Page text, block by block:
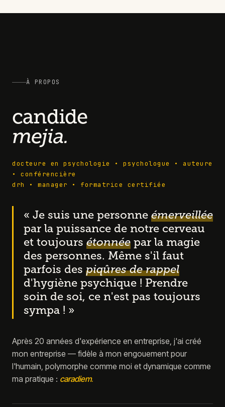
À PROPOS
candide
mejia.
docteure en psychologie • psychologue • auteure
• conférencière
drh • manager • formatrice certifiée
« Je suis une personne émerveillée
par la puissance de notre cerveau
et toujours étonnée par la magie
des personnes. Même s'il faut
parfois des piqûres de rappel
d'hygiène psychique ! Prendre
soin de soi, ce n'est pas toujours
sympa ! »
Après 20 années d'expérience en entreprise, j'ai créé
mon entreprise — fidèle à mon engouement pour
l'humain, polymorphe comme moi et dynamique comme
ma pratique : caradiem.